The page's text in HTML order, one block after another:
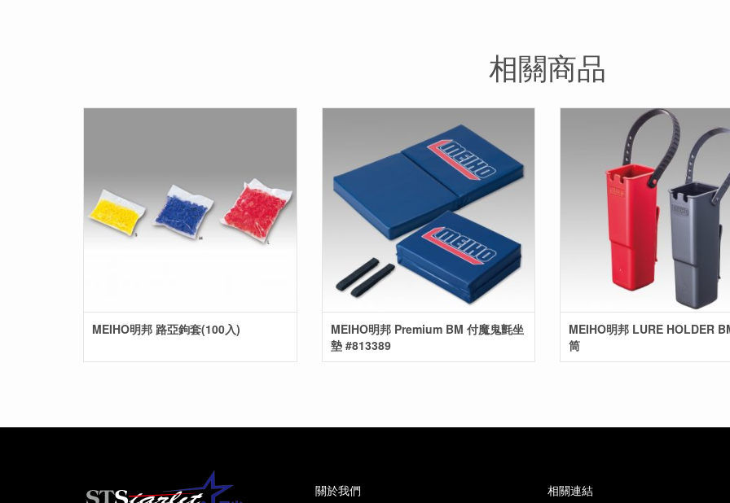
相關商品
MEIHO明邦 路亞鉤套(100入)
MEIHO明邦 Premium BM 付魔鬼氈坐
墊 #813389
MEIHO明邦 LURE HOLDER
筒
關於我們 相關連結